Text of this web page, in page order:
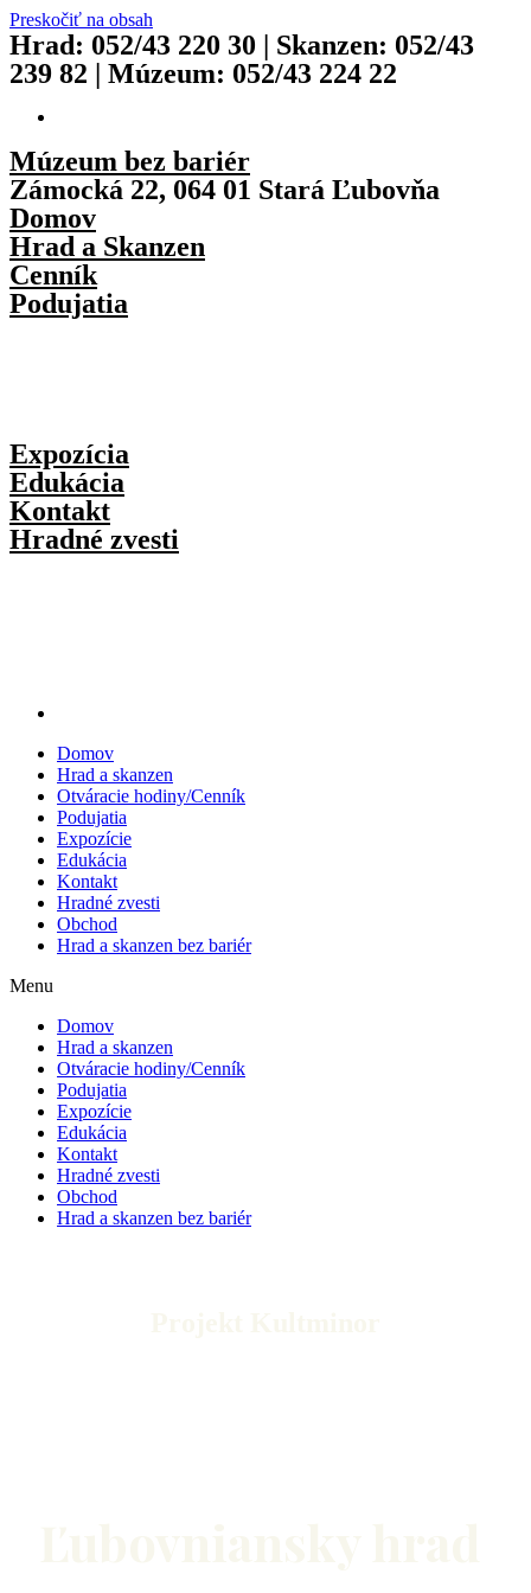
Preskočiť na obsah
Hrad: 052/43 220 30 | Skanzen: 052/43
239 82 | Múzeum: 052/43 224 22
Múzeum bez bariér
Zámocká 22, 064 01 Stará Ľubovňa
Domov
Hrad a Skanzen
Cenník
Podujatia
Expozícia
Edukácia
Kontakt
Hradné zvesti
Domov
Hrad a skanzen
Otváracie hodiny/Cenník
Podujatia
Expozície
Edukácia
Kontakt
Hradné zvesti
Obchod
Hrad a skanzen bez bariér
Menu
Domov
Hrad a skanzen
Otváracie hodiny/Cenník
Podujatia
Expozície
Edukácia
Kontakt
Hradné zvesti
Obchod
Hrad a skanzen bez bariér